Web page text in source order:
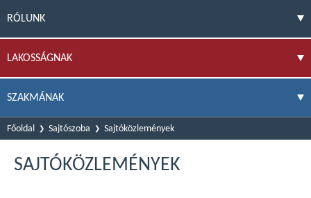
RÓLUNK
LAKOSSÁGNAK
SZAKMÁNAK
Főoldal Sajtószoba Sajtóközlemények
SAJTÓKÖZLEMÉNYEK